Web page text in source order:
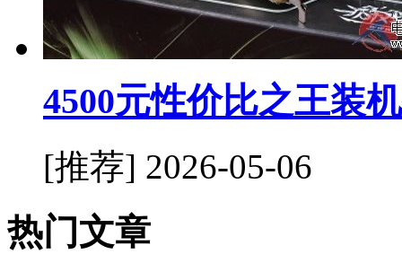
4500元性价比之王装
[推荐] 2026-05-06
热门文章